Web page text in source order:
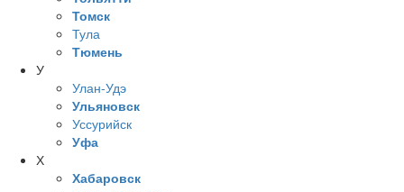
Томск
Тула
Тюмень
У
Улан-Удэ
Ульяновск
Уссурийск
Уфа
Х
Хабаровск